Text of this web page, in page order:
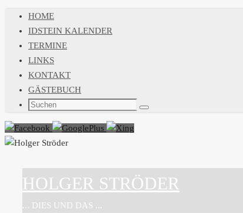
Zum
Inhalt
springen
HOME
IDSTEIN KALENDER
TERMINE
LINKS
KONTAKT
GÄSTEBUCH
Suchen
Suchen
HOLGER STRÖDER
... DIES UND DAS ...